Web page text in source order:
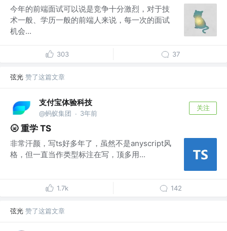
今年的前端面试可以说是竞争十分激烈，对于技
术一般、学历一般的前端人来说，每一次的面试
机会...
303 37
弦光 赞了这篇文章
支付宝体验科技
@蚂蚁集团 · 3年前
关注
🌝 重学 TS
非常汗颜，写ts好多年了，虽然不是anyscript风
格，但一直当作类型标注在写，顶多用...
1.7k 142
弦光 赞了这篇文章